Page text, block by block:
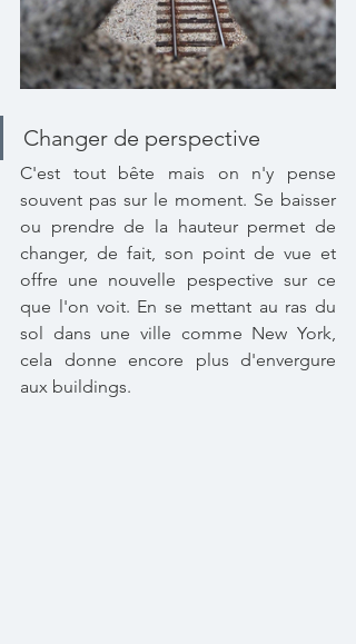
Changer de perspective
C'est tout bête mais on n'y pense
souvent pas sur le moment. Se baisser
ou prendre de la hauteur permet de
changer, de fait, son point de vue et
offre une nouvelle pespective sur ce
que l'on voit. En se mettant au ras du
sol dans une ville comme New York,
cela donne encore plus d'envergure
aux buildings.